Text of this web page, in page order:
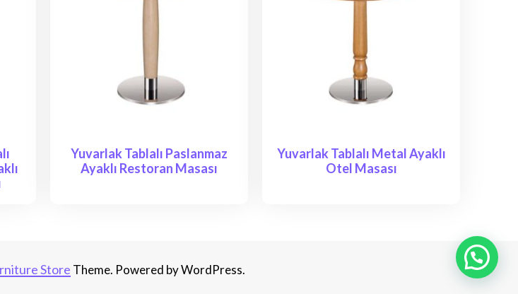
Yuvarlak Tablalı Paslanmaz
Ayaklı Restoran Masası
Yuvarlak Tablalı Metal Ayaklı
Otel Masası
Store Theme. Powered by WordPress.